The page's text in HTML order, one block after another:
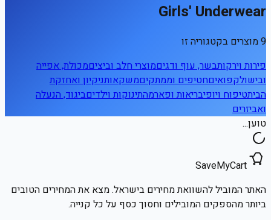
Girls' Underwear
9 מוצרים בקטגוריה זו
פירות וירקותבשר, עוף ודגיםמוצרי חלב וביציםמכולת, אפייה
ובישולקפואיםחטיפים וממתקיםמשקאותניקיון ואחזקת
הביתטיפוח ויופיבריאות ופארמהתינוקות וילדיםביגוד, הנעלה
ואביזרים
טוען...
SaveMyCart
האתר המוביל להשוואת מחירים בישראל. מצא את המחירים הטובים
ביותר מהספקים המובילים וחסוך כסף על כל קנייה.